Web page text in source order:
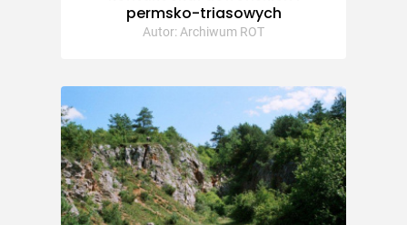
permsko-triasowych
Autor: Archiwum ROT